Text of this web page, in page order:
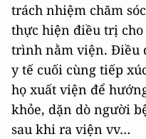
trách nhiệm chăm
thực hiện điều trị
trình nằm viện. Điều
y tế cuối cùng tiếp
họ xuất viện để
khỏe, dặn dò người
sau khi ra viện vv…